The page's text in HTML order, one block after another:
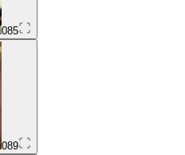
085
089